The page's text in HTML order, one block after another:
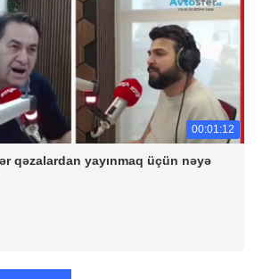
00:01:12
qəzalardan yayınmaq üçün nəyə